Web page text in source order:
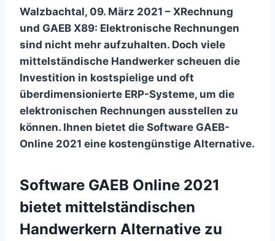
Walzbachtal, 09. März 2021 – XRechnung
und GAEB X89: Elektronische Rechnungen
sind nicht mehr aufzuhalten. Doch viele
mittelständische Handwerker scheuen die
Investition in kostspielige und oft
überdimensionierte ERP-Systeme, um die
elektronischen Rechnungen ausstellen zu
können. Ihnen bietet die Software GAEB-
Online 2021 eine kostengünstige Alternative.
Software GAEB Online 2021
bietet mittelständischen
Handwerkern Alternative zu